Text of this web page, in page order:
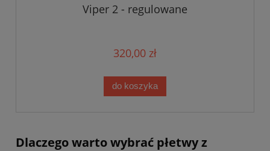
Viper 2 - regulowane
320,00 zł
do koszyka
Dlaczego warto wybrać płetwy z